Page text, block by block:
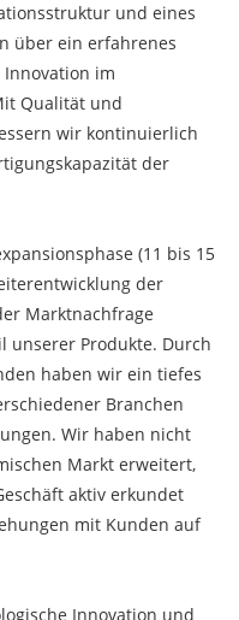
und eines
über ein erfahrenes
Innovation im
Qualität und
wir kontinuierlich
der
(11 bis 15
der
Marktnachfrage
unserer Produkte. Durch
haben wir ein tiefes
Branchen
Wir haben nicht
Markt erweitert,
aktiv erkundet
mit Kunden auf
Innovation und